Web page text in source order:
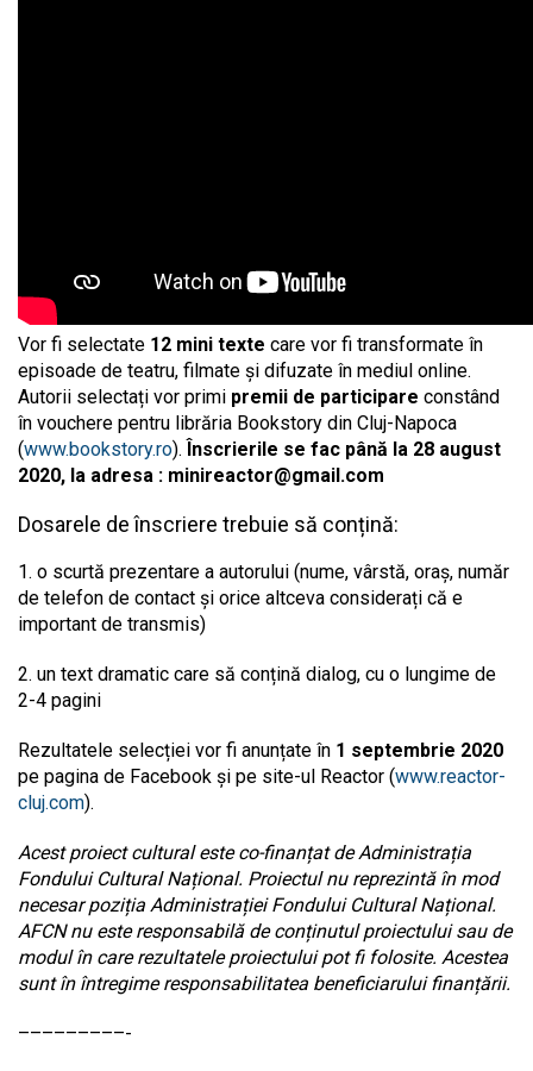
Vor fi selectate 12 mini texte care vor fi transformate în
episoade de teatru, filmate și difuzate în mediul online.
Autorii selectați vor primi premii de participare constând
în vouchere pentru librăria Bookstory din Cluj-Napoca
(www.bookstory.ro). Înscrierile se fac până la 28 august
2020, la adresa : minireactor@gmail.com
Dosarele de înscriere trebuie să conțină:
1. o scurtă prezentare a autorului (nume, vârstă, oraș, număr
de telefon de contact și orice altceva considerați că e
important de transmis)
2. un text dramatic care să conțină dialog, cu o lungime de
2-4 pagini
Rezultatele selecției vor fi anunțate în 1 septembrie 2020
pe pagina de Facebook și pe site-ul Reactor (www.reactor-
cluj.com).
Acest proiect cultural este co-finanțat de Administrația
Fondului Cultural Național. Proiectul nu reprezintă în mod
necesar poziția Administrației Fondului Cultural Național.
AFCN nu este responsabilă de conținutul proiectului sau de
modul în care rezultatele proiectului pot fi folosite. Acestea
sunt în întregime responsabilitatea beneficiarului finanțării.
–––––––––-